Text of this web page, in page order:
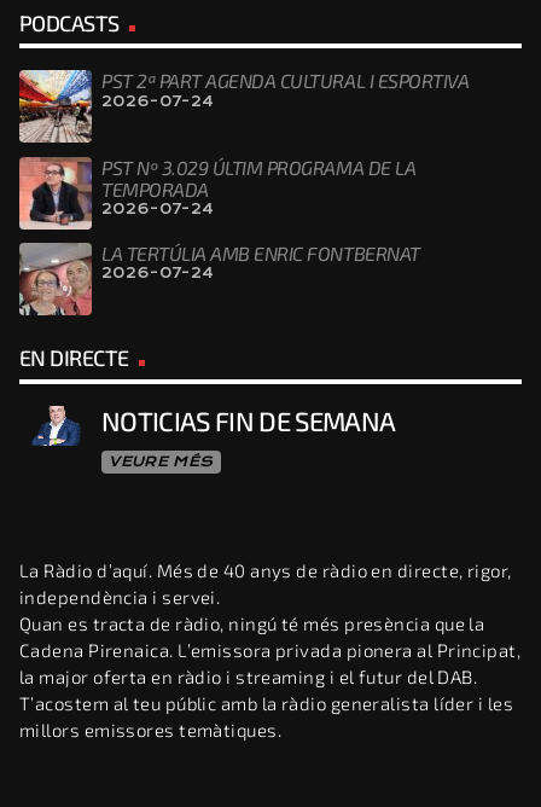
PODCASTS
PST 2ª PART AGENDA CULTURAL I ESPORTIVA
2026-07-24
PST Nº 3.029 ÚLTIM PROGRAMA DE LA
TEMPORADA
2026-07-24
LA TERTÚLIA AMB ENRIC FONTBERNAT
2026-07-24
EN DIRECTE
NOTICIAS FIN DE SEMANA
VEURE MÉS
La Ràdio d’aquí. Més de 40 anys de ràdio en directe, rigor,
independència i servei.
Quan es tracta de ràdio, ningú té més presència que la
Cadena Pirenaica. L’emissora privada pionera al Principat,
la major oferta en ràdio i streaming i el futur del DAB.
T’acostem al teu públic amb la ràdio generalista líder i les
millors emissores temàtiques.